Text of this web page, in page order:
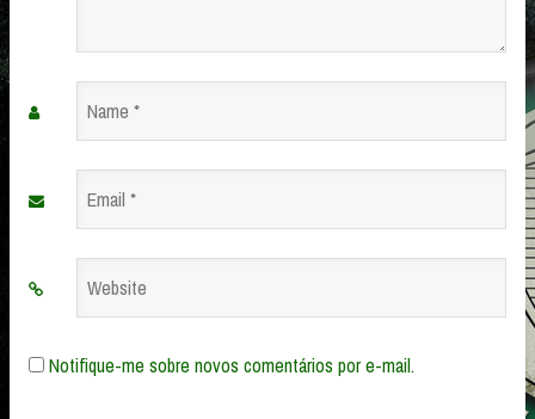
Name
Email
Website
Notifique-me sobre novos comentários por e-mail.